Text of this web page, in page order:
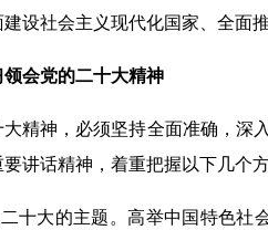
设社会主义现代化国家、全面
会党的二十大精神
神，必须坚持全面准确，深
讲话精神，着重把握以下几个方
大的主题。高举中国特色社